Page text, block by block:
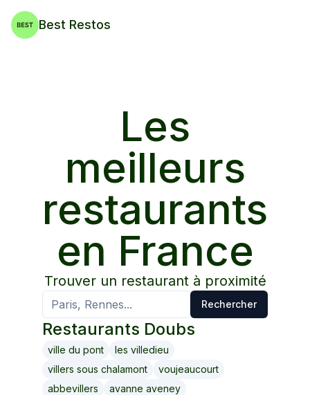
Best Restos
Les
meilleurs
restaurants
en France
Trouver un restaurant à proximité
Rechercher
Restaurants Doubs
ville du pont
les villedieu
villers sous chalamont
voujeaucourt
abbevillers
avanne aveney